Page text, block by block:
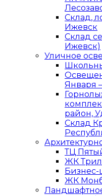
Склад,
Ижевск
Склад
Ижевск)
Уличное
Января
район,
Склад
ТЦ
ЖК
Бизнес-
ЖК